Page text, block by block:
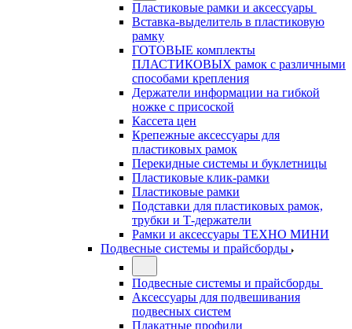
Пластиковые рамки и аксессуары
Вставка-выделитель в пластиковую
рамку
ГОТОВЫЕ комплекты
ПЛАСТИКОВЫХ рамок с различными
способами крепления
Держатели информации на гибкой
ножке с присоской
Кассета цен
Крепежные аксессуары для
пластиковых рамок
Перекидные системы и буклетницы
Пластиковые клик-рамки
Пластиковые рамки
Подставки для пластиковых рамок,
трубки и Т-держатели
Рамки и аксессуары ТЕХНО МИНИ
Подвесные системы и прайсборды
Подвесные системы и прайсборды
Аксессуары для подвешивания
подвесных систем
Плакатные профили